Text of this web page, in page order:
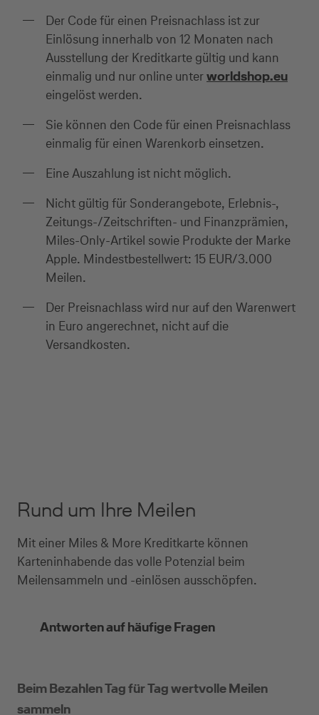
Der Code für einen Preisnachlass ist zur
Einlösung innerhalb von 12 Monaten nach
Ausstellung der Kreditkarte gültig und kann
einmalig und nur online unterworldshop.eu
eingelöst werden.
Sie können den Code für einen Preisnachlass
einmalig für einen Warenkorb einsetzen.
Eine Auszahlung ist nicht möglich.
Nicht gültig für Sonderangebote, Erlebnis-,
Zeitungs-/Zeitschriften- und Finanzprämien,
Miles-Only-Artikel sowie Produkte der Marke
Apple. Mindestbestellwert: 15 EUR/3.000
Meilen.
Der Preisnachlass wird nur auf den Warenwert
in Euro angerechnet, nicht auf die
Versandkosten.
Rund um Ihre Meilen
Mit einer Miles & More Kreditkarte können
Karteninhabende das volle Potenzial beim
Meilensammeln und -einlösen ausschöpfen.
Antworten auf häufige Fragen
Beim Bezahlen Tag für Tag wertvolle Meilen
sammeln